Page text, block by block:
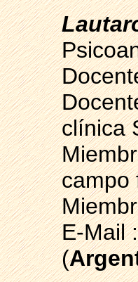
clínica
campo
E-Mail
(